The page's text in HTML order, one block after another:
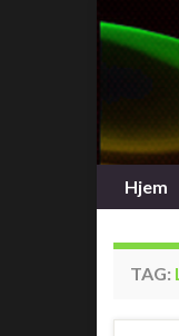
Hjem
TAG: